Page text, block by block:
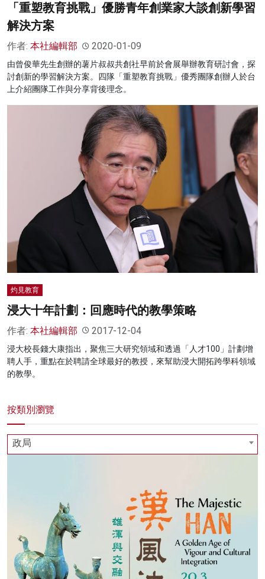
「重塑教育挑戰」優勝青年創業家大談創新學習
解決方案
作者: 本社編輯部 2020-01-09
由曾俊華先生創辦的薯片叔叔共創社早前於會展舉辦教育研討會，探
討創新的學習解決方案。四隊「重塑教育挑戰」優秀團隊創辦人於台
上介紹團隊工作與分享背後理念。
灼見教育
浸大十年計劃：回應時代的教學策略
作者: 本社編輯部 2017-12-04
浸大校長錢大康指出，聚焦三大研究領域和透過「人才100」計劃增
聘人手，重點在於聘請全球最好的教授，來幫助浸大開拓跨學科領域
的教學。
按類別瀏覽
政局